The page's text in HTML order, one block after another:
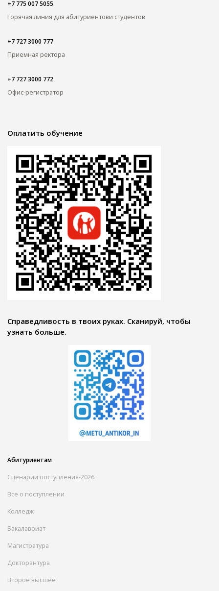
+7 775 007 5055
Горячая линия для абитуриентови студентов
+7 727 3000 777
Приемная ректора
+7 727 3000 772
Офис-регистратор
Оплатить обучение
Справедливость в твоих руках. Сканируй, чтобы
узнать больше.
Абитуриентам
Сценарии поступления-2026
Все о поступлении
Колледж
Бакалавриат
Магистратура
Докторантура
Второе высшее